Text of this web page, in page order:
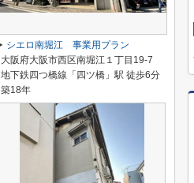
シエロ南堀江 事業用プラン
大阪府大阪市西区南堀江１丁目19-7
地下鉄四つ橋線「四ツ橋」駅 徒歩6分
築18年